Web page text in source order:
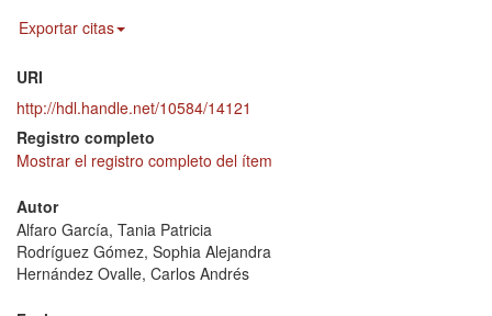
Exportar citas
URI
http://hdl.handle.net/10584/14121
Registro completo
Mostrar el registro completo del ítem
Autor
Alfaro García, Tania Patricia
Rodríguez Gómez, Sophia Alejandra
Hernández Ovalle, Carlos Andrés